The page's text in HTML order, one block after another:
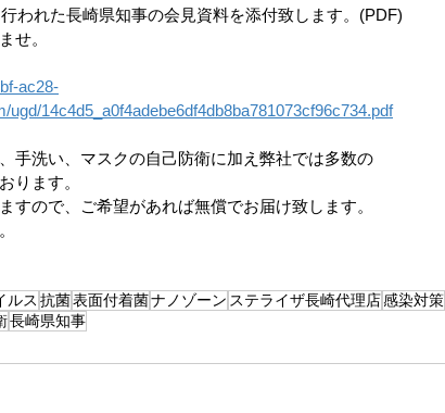
崎 ゴルフ大好き ゴキブリ駆除 魚釣り大好き
） 夏のドライブ 機密文書収集 愛犬紹介
われた長崎県知事の会見資料を添付致します。(PDF)
せ。
ac28-
ugd/14c4d5_a0f4adebe6df4db8ba781073cf96c734.pdf
手洗い、マスクの自己防衛に加え弊社では多数の
ります。
すので、ご希望があれば無償でお届け致します。
ルス 抗菌表面付着菌ナノゾーン ステライザ長崎代理店感染対策
長崎県知事